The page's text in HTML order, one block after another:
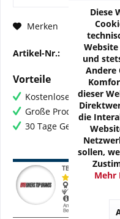
Merken
Artikel-Nr.: 32-
Vorteile
Kostenloser Versand
Große
30 Tage Geld-Zurück-
Diese
und
Andere
dieser
die
sollen,
Mehr